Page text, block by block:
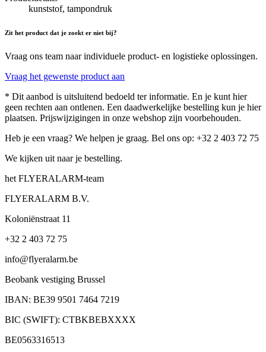
kunststof, tampondruk
Zit het product dat je zoekt er niet bij?
Vraag ons team naar individuele product- en logistieke oplossingen.
Vraag het gewenste product aan
* Dit aanbod is uitsluitend bedoeld ter informatie. En je kunt hier
geen rechten aan ontlenen. Een daadwerkelijke bestelling kun je hier
plaatsen. Prijswijzigingen in onze webshop zijn voorbehouden.
Heb je een vraag? We helpen je graag. Bel ons op: +32 2 403 72 75
We kijken uit naar je bestelling.
het FLYERALARM-team
FLYERALARM B.V.
Koloniënstraat 11
+32 2 403 72 75
info@flyeralarm.be
Beobank vestiging Brussel
IBAN: BE39 9501 7464 7219
BIC (SWIFT): CTBKBEBXXXX
BE0563316513